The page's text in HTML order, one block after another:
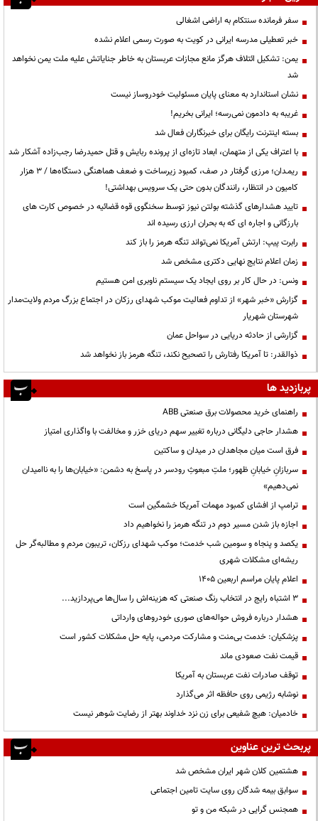
سفر فرمانده سنتکام به اراضی اشغالی
خبر تعطیلی مدرسه ایرانی در کویت به صورت رسمی اعلام نشده
یمن: تشکیل ائتلاف هرگز مانع مجازات عربستان به خاطر جنایاتش علیه ملت یمن نخواهد
شد
نشان استاندارد به معنای پایان مسئولیت خودروساز نیست
غریبه به دادمون نمی‌رسه؛ ایرانی بخریم!
بسته اینترنت رایگان برای خبرنگاران فعال شد
با اعتراف یکی از متهمان، ابعاد تازه‌ای از پرونده ربایش و قتل حمیدرضا رجب‌زاده آشکار شد
ریمـدان؛ مرزی گرفتار در صف، کمبود زیرساخت و ضعف هماهنگی دستگاه‌ها / ۳ هزار
کامیون در انتظار، رانندگان بدون حتی یک سرویس بهداشتی!
تایید هشدارهای گذشته بولتن نیوز توسط سخنگوی قوه قضائیه در خصوص کارت های
بارزگانی و اجاره ای که به بحران ارزی رسیده اند
رابرت پیپ: ارتش آمریکا نمی‌تواند تنگه هرمز را باز کند
زمان اعلام نتایج نهایی دکتری مشخص شد
ونس: در حال کار بر روی ایجاد یک سیستم ناوبری امن هستیم
گزارش «خبر شهر» از تداوم فعالیت موکب شهدای رزکان در اجتماع بزرگ مردم ولایت‌مدار
شهرستان شهریار
گزارشی از حادثه دریایی در سواحل عمان
ذوالقدر: تا آمریکا رفتارش را تصحیح نکند، تنگه هرمز باز نخواهد شد
پربازدید ها
راهنمای خرید محصولات برق صنعتی ABB
هشدار حاجی دلیگانی درباره تغییر سهم دریای خزر و مخالفت با واگذاری امتیاز
فرق است میان مجاهدان در میدان و ساکتین
سربازانِ خیابانِ ظهور؛ ملتِ مبعوثِ رودسر در پاسخ به دشمن: «خیابان‌ها را به ناامیدان
نمی‌دهیم»
ترامپ از افشای کمبود مهمات آمریکا خشمگین است
اجازه باز شدن مسیر دوم در تنگه هرمز را نخواهیم داد
یکصد و پنجاه و سومین شب خدمت؛ موکب شهدای رزکان، تریبون مردم و مطالبه‌گر حل
ریشه‌ای مشکلات شهری
اعلام پایان مراسم اربعین ۱۴۰۵
3 اشتباه رایج در انتخاب رنگ صنعتی که هزینه‌اش را سال‌ها می‌پردازید...
هشدار درباره فروش حواله‌های صوری خودروهای وارداتی
پزشکیان: خدمت بی‌منت و مشارکت مردمی، پایه حل مشکلات کشور است
قیمت نفت صعودی ماند
توقف صادرات نفت عربستان به آمریکا
نوشابه رژیمی روی حافظه اثر می‌گذارد
خادمیان: هیچ شفیعی برای زن نزد خداوند بهتر از رضایت شوهر نیست
پربحث ترین عناوین
هشتمین کلان شهر ایران مشخص شد
سوابق بیمه شدگان روی سایت تامین اجتماعی
همجنس گرایی در شبکه من و تو